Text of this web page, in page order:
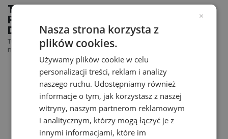
Torba Podrozna na Kolkach
Poliester QD970 - Black &
Dark Graphite
Tungsten™ Wheelie Travel Bag | nr art.: QD970 |
nr art. producenta: QD970
×
Nasza strona korzysta z
plików cookies.
Używamy plików cookie w celu
personalizacji treści, reklam i analizy
naszego ruchu. Udostępniamy również
informacje o tym, jak korzystasz z naszej
witryny, naszym partnerom reklamowym
i analitycznym, którzy mogą łączyć je z
innymi informacjami, które im